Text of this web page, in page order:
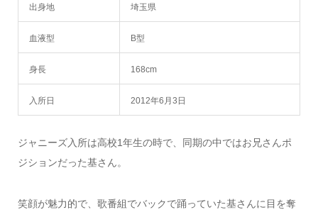
出身地 埼玉県
血液型 B型
身長 168cm
入所日 2012年6月3日
ジャニーズ入所は高校1年生の時で、同期の中ではお兄さんポ
ジションだった基さん。
笑顔が魅力的で、歌番組でバックで踊っていた基さんに目を奪